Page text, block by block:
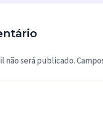
não será publicado.